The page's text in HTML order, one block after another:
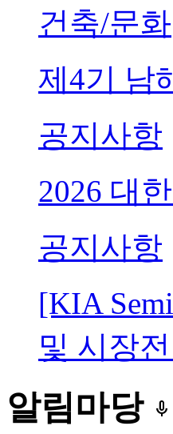
건축/문화
제4기 남
공지사항
2026 대
공지사항
[KIA
및 시장
알림마당 keyboard_voice